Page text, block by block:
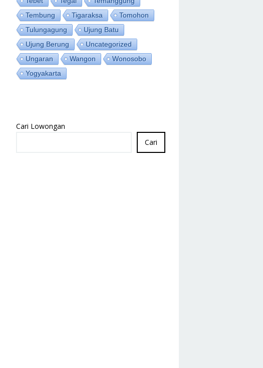
Tembung
Tigaraksa
Tomohon
Tulungagung
Ujung Batu
Ujung Berung
Uncategorized
Ungaran
Wangon
Wonosobo
Yogyakarta
Cari Lowongan
Cari